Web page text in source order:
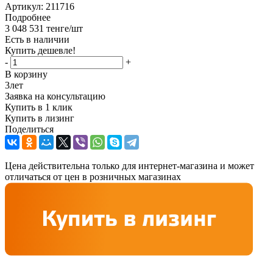
Артикул: 211716
Подробнее
3 048 531 тенге/шт
Есть в наличии
Купить дешевле!
-
+
В корзину
3лет
Заявка на консультацию
Купить в 1 клик
Купить в лизинг
Поделиться
Цена действительна только для интернет-магазина и может
отличаться от цен в розничных магазинах